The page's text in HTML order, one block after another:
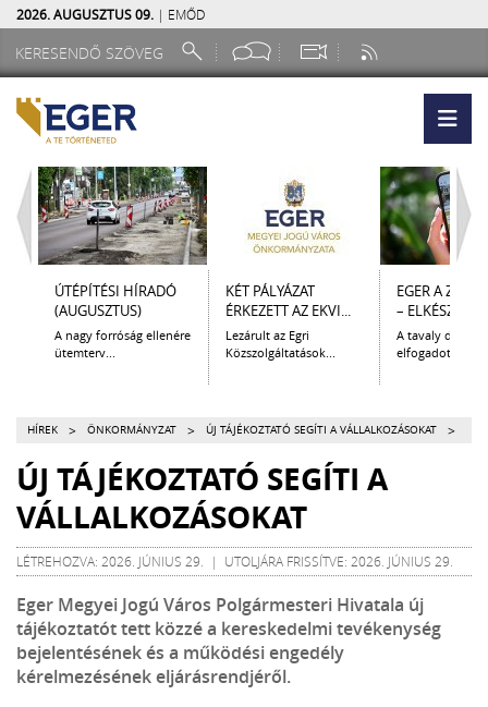
2026. AUGUSZTUS 09. | EMŐD
ÚTÉPÍTÉSI HÍRADÓ
(AUGUSZTUS)
A nagy forróság ellenére
ütemterv...
KÉT PÁLYÁZAT
ÉRKEZETT AZ EKVI...
Lezárult az Egri
Közszolgáltatások...
EGER A
– ELKÉSZÜLT
A tavaly
elfogadott
HÍREK > ÖNKORMÁNYZAT > ÚJ TÁJÉKOZTATÓ SEGÍTI A VÁLLALKOZÁSOKAT >
ÚJ TÁJÉKOZTATÓ SEGÍTI A
VÁLLALKOZÁSOKAT
LÉTREHOZVA: 2026. JÚNIUS 29. | UTOLJÁRA FRISSÍTVE: 2026. JÚNIUS 29.
Eger Megyei Jogú Város Polgármesteri Hivatala új
tájékoztatót tett közzé a kereskedelmi tevékenység
bejelentésének és a működési engedély
kérelmezésének eljárásrendjéről.